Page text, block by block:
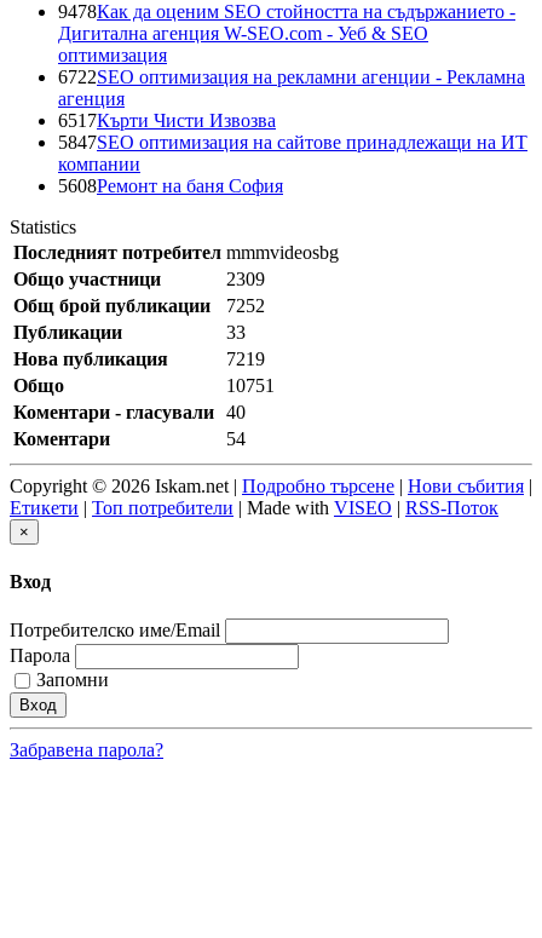
9478Как да оценим SEO стойността на съдържанието -
Дигитална агенция W-SEO.com - Уеб & SEO
оптимизация
6722SEO оптимизация на рекламни агенции - Рекламна
агенция
6517Кърти Чисти Извозва
5847SEO оптимизация на сайтове принадлежащи на ИТ
компании
5608Ремонт на баня София
Statistics
Последният потребител mmmvideosbg
Общо участници
2309
Общ брой публикации
7252
Публикации
33
Нова публикация
7219
Общо
10751
Коментари - гласували 40
Коментари
54
Copyright © 2026 Iskam.net | Подробно търсене | Нови събития |
Етикети | Топ потребители | Made with VISEO | RSS-Поток
×
Вход
Потребителско име/Email
Парола
Запомни
Забравена парола?